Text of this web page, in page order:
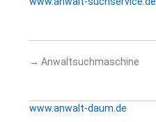
→ Anwaltsuchmaschine
www.anwalt-daum.de